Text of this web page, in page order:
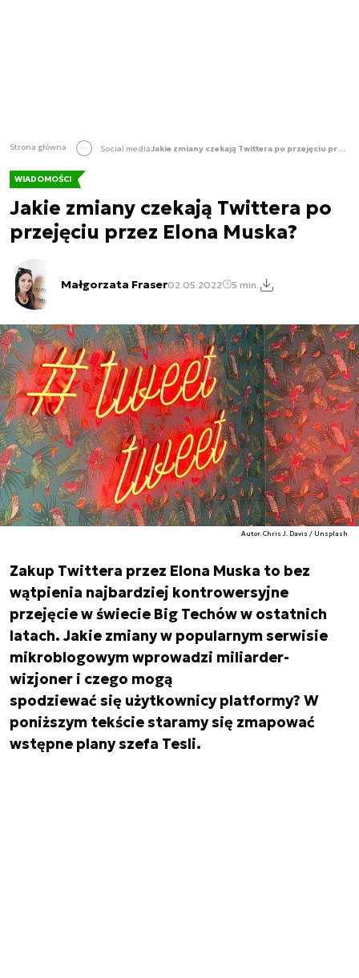
Strona główna Social media Jakie zmiany czekają Twittera po przejęciu przez Elona Muska?
WIADOMOŚCI
Jakie zmiany czekają Twittera po
przejęciu przez Elona Muska?
Małgorzata Fraser02.05.2022 5 min.
Autor. Chris J. Davis / Unsplash
Zakup Twittera przez Elona Muska to bez
wątpienia najbardziej kontrowersyjne
przejęcie w świecie Big Techów w ostatnich
latach. Jakie zmiany w popularnym serwisie
mikroblogowym wprowadzi miliarder-
wizjoner i czego mogą
spodziewać się użytkownicy platformy? W
poniższym tekście staramy się zmapować
wstępne plany szefa Tesli.